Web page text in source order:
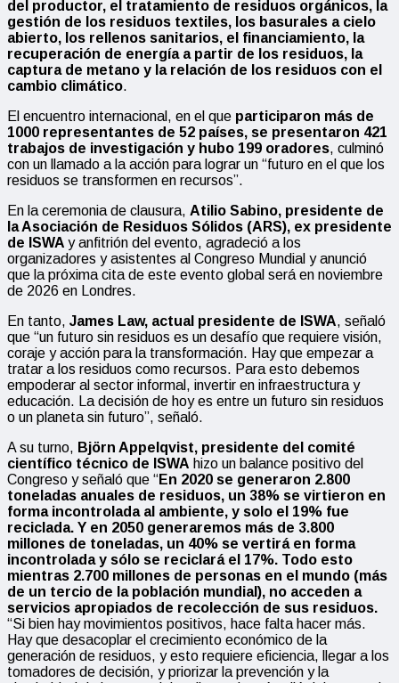
del productor, el tratamiento de residuos orgánicos, la
gestión de los residuos textiles, los basurales a cielo
abierto, los rellenos sanitarios, el financiamiento, la
recuperación de energía a partir de los residuos, la
captura de metano y la relación de los residuos con el
cambio climático.
El encuentro internacional, en el que participaron más de
1000 representantes de 52 países, se presentaron 421
trabajos de investigación y hubo 199 oradores, culminó
con un llamado a la acción para lograr un “futuro en el que los
residuos se transformen en recursos”.
En la ceremonia de clausura, Atilio Sabino, presidente de
la Asociación de Residuos Sólidos (ARS), ex presidente
de ISWA y anfitrión del evento, agradeció a los
organizadores y asistentes al Congreso Mundial y anunció
que la próxima cita de este evento global será en noviembre
de 2026 en Londres.
En tanto, James Law, actual presidente de ISWA, señaló
que “un futuro sin residuos es un desafío que requiere visión,
coraje y acción para la transformación. Hay que empezar a
tratar a los residuos como recursos. Para esto debemos
empoderar al sector informal, invertir en infraestructura y
educación. La decisión de hoy es entre un futuro sin residuos
o un planeta sin futuro”, señaló.
A su turno, Björn Appelqvist, presidente del comité
científico técnico de ISWA hizo un balance positivo del
Congreso y señaló que “En 2020 se generaron 2.800
toneladas anuales de residuos, un 38% se virtieron en
forma incontrolada al ambiente, y solo el 19% fue
reciclada. Y en 2050 generaremos más de 3.800
millones de toneladas, un 40% se vertirá en forma
incontrolada y sólo se reciclará el 17%. Todo esto
mientras 2.700 millones de personas en el mundo (más
de un tercio de la población mundial), no acceden a
servicios apropiados de recolección de sus residuos.
“Si bien hay movimientos positivos, hace falta hacer más.
Hay que desacoplar el crecimiento económico de la
generación de residuos, y esto requiere eficiencia, llegar a los
tomadores de decisión, y priorizar la prevención y la